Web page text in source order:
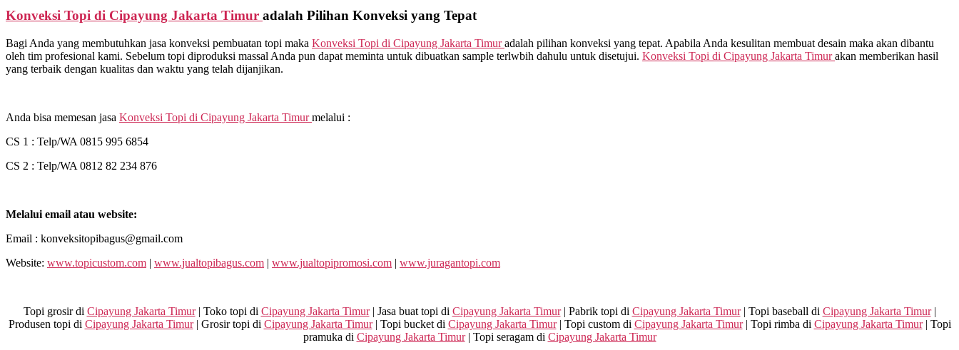
Konveksi Topi di Cipayung Jakarta Timur adalah Pilihan Konveksi yang Tepat
Bagi Anda yang membutuhkan jasa konveksi pembuatan topi maka Konveksi Topi di Cipayung Jakarta Timur adalah pilihan konveksi yang tepat. Apabila Anda kesulitan membuat desain maka akan dibantu
oleh tim profesional kami. Sebelum topi diproduksi massal Anda pun dapat meminta untuk dibuatkan sample terlwbih dahulu untuk disetujui. Konveksi Topi di Cipayung Jakarta Timur akan memberikan hasil
yang terbaik dengan kualitas dan waktu yang telah dijanjikan.
Anda bisa memesan jasa Konveksi Topi di Cipayung Jakarta Timur melalui :
CS 1 : Telp/WA 0815 995 6854
CS 2 : Telp/WA 0812 82 234 876
Melalui email atau website:
Email : konveksitopibagus@gmail.com
Website: www.topicustom.com | www.jualtopibagus.com | www.jualtopipromosi.com | www.juragantopi.com
Topi grosir di Cipayung Jakarta Timur| Toko topi di Cipayung Jakarta Timur| Jasa buat topi di Cipayung Jakarta Timur| Pabrik topi di Cipayung Jakarta Timur| Topi baseball di Cipayung Jakarta Timur|
Produsen topi di Cipayung Jakarta Timur| Grosir topi di Cipayung Jakarta Timur| Topi bucket di Cipayung Jakarta Timur| Topi custom di Cipayung Jakarta Timur| Topi rimba di Cipayung Jakarta Timur| Topi
pramuka di Cipayung Jakarta Timur| Topi seragam di Cipayung Jakarta Timur